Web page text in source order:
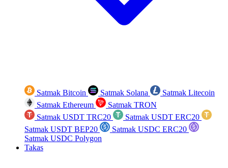
Satmak Bitcoin Satmak Solana
Satmak Litecoin
Satmak Ethereum
Satmak TRON
Satmak USDT TRC20
Satmak USDT ERC20
Satmak USDT BEP20
Satmak USDC ERC20
Satmak USDC Polygon
Takas